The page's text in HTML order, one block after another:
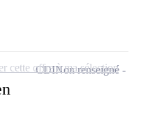
CDINon renseigné
cette offre à ma sélection